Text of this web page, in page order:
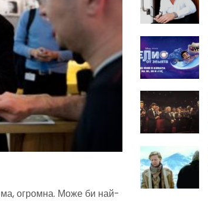
огромна. Може би най-